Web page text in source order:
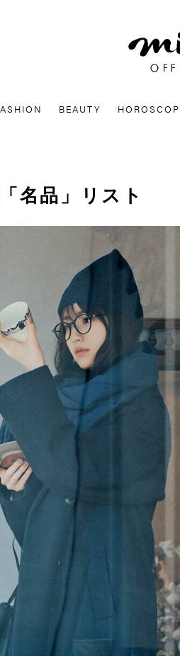
BEAUTY
名品」リスト